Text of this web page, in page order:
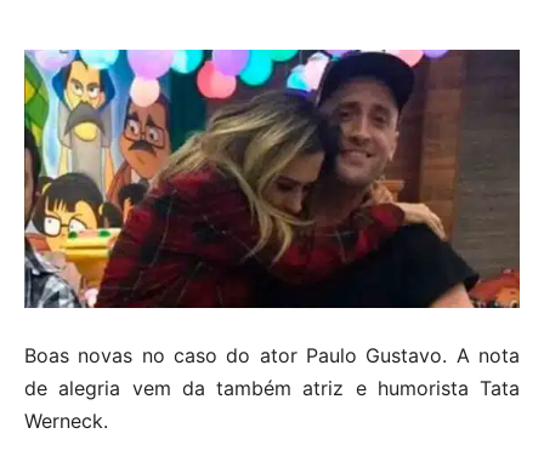
Boas novas no caso do ator Paulo Gustavo. A nota
de alegria vem da também atriz e humorista Tata
Werneck.